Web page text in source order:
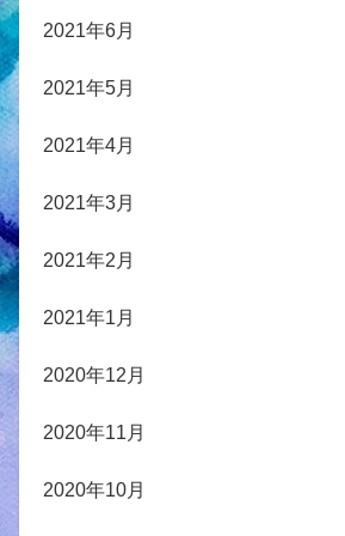
2021年6月
2021年5月
2021年4月
2021年3月
2021年2月
2021年1月
2020年12月
2020年11月
2020年10月